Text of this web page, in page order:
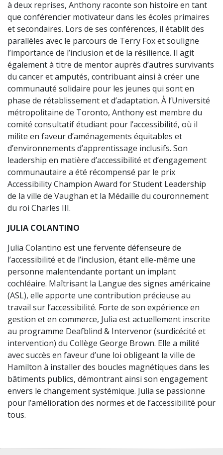
à deux reprises, Anthony raconte son histoire en tant
que conférencier motivateur dans les écoles primaires
et secondaires. Lors de ses conférences, il établit des
parallèles avec le parcours de Terry Fox et souligne
l’importance de l’inclusion et de la résilience. Il agit
également à titre de mentor auprès d’autres survivants
du cancer et amputés, contribuant ainsi à créer une
communauté solidaire pour les jeunes qui sont en
phase de rétablissement et d’adaptation. À l’Université
métropolitaine de Toronto, Anthony est membre du
comité consultatif étudiant pour l’accessibilité, où il
milite en faveur d’aménagements équitables et
d’environnements d’apprentissage inclusifs. Son
leadership en matière d’accessibilité et d’engagement
communautaire a été récompensé par le prix
Accessibility Champion Award for Student Leadership
de la ville de Vaughan et la Médaille du couronnement
du roi Charles III.
JULIA COLANTINO
Julia Colantino est une fervente défenseure de
l’accessibilité et de l’inclusion, étant elle-même une
personne malentendante portant un implant
cochléaire. Maîtrisant la Langue des signes américaine
(ASL), elle apporte une contribution précieuse au
travail sur l’accessibilité. Forte de son expérience en
gestion et en commerce, Julia est actuellement inscrite
au programme Deafblind & Intervenor (surdicécité et
intervention) du Collège George Brown. Elle a milité
avec succès en faveur d’une loi obligeant la ville de
Hamilton à installer des boucles magnétiques dans les
bâtiments publics, démontrant ainsi son engagement
envers le changement systémique. Julia se passionne
pour l’amélioration des normes et de l’accessibilité pour
tous.